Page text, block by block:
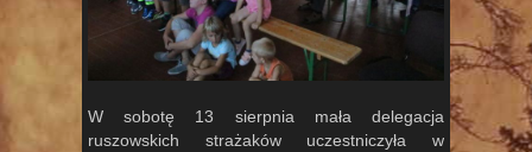
W sobotę 13 sierpnia mała delegacja
ruszowskich strażaków uczestniczyła w